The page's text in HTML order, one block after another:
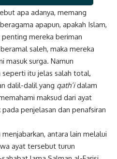
apa adanya, memang
apapun, apakah Islam,
penting mereka beriman
saleh, maka mereka
masuk surga. Namun
seperti itu jelas salah total,
dalil-dalil yang qath’idalam
maksud dari ayat
penjelasan dan penafsiran
menjabarkan, antara lain melalui
ayat tersebut turun